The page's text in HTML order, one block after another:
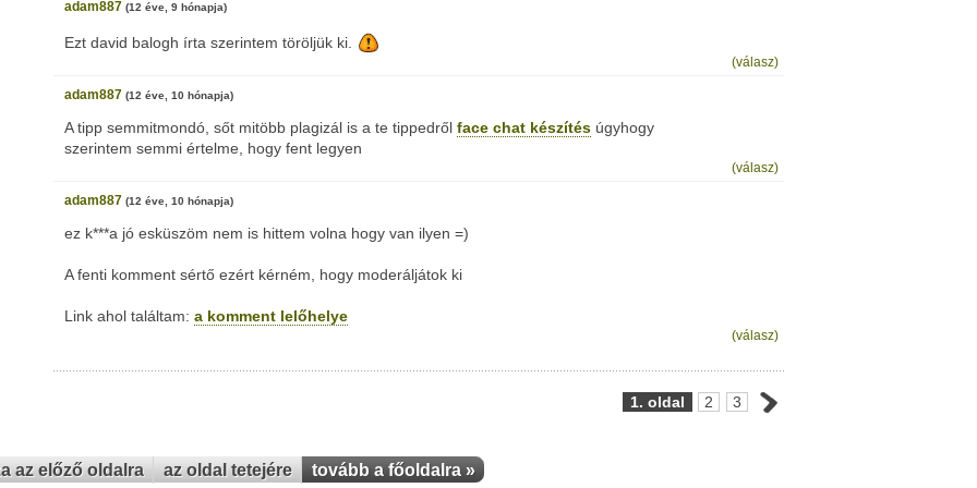
adam887 (12 éve, 9 hónapja)
Ezt david balogh írta szerintem töröljük ki.
(válasz)
adam887 (12 éve, 10 hónapja)
A tipp semmitmondó, sőt mitöbb plagizál is a te tippedről face chat készítés úgyhogy
szerintem semmi értelme, hogy fent legyen
(válasz)
adam887 (12 éve, 10 hónapja)
ez k***a jó esküszöm nem is hittem volna hogy van ilyen =)
A fenti komment sértő ezért kérném, hogy moderáljátok ki
Link ahol találtam: a komment lelőhelye
(válasz)
1. oldal 2 3
az előző oldalra az oldal tetejére tovább a főoldalra »